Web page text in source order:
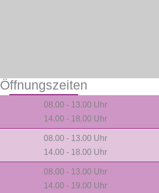
Öffnungszeiten
08.00 - 13.00 Uhr
14.00 - 18.00 Uhr
08.00 - 13.00 Uhr
14.00 - 18.00 Uhr
08.00 - 13.00 Uhr
14.00 - 19.00 Uhr